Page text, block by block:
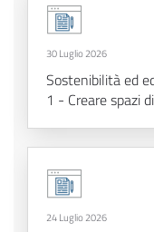
30 Luglio 2026
Sostenibilità ed
1 - Creare spazi
24 Luglio 2026